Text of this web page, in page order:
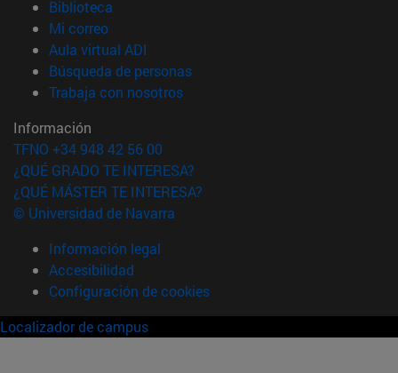
Biblioteca
Mi correo(abre en nueva ventana)
Aula virtual ADI
Búsqueda de personas(abre en nueva ventana)
Trabaja con nosotros(abre en nueva ventana)
Información
TFNO +34 948 42 56 00
¿QUÉ GRADO TE INTERESA?
¿QUÉ MÁSTER TE INTERESA?
© Universidad de Navarra
Información legal
Accesibilidad
Configuración de cookies
Localizador de campus